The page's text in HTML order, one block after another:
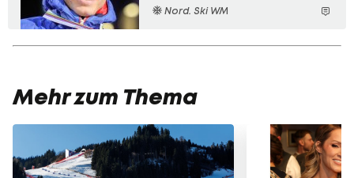
Nord. Ski WM
Mehr zum Thema